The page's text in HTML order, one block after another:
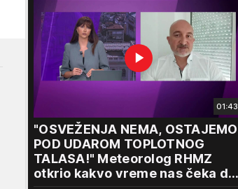
01:43
"OSVEŽENJA NEMA, OSTAJEMO
POD UDAROM TOPLOTNOG
TALASA!" Meteorolog RHMZ
otkrio kakvo vreme nas čeka do